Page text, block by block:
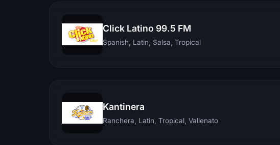
Click Latino 99.5 FM
Spanish, Latin, Salsa, Tropical
Kantinera
Ranchera, Latin, Tropical, Vallenato